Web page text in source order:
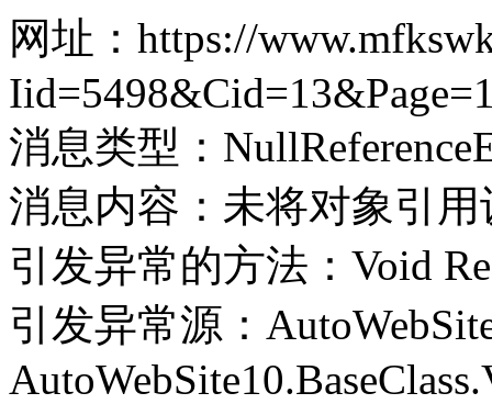
网址：https://
消息类型：
消息内容：未将对象引
引发异常的方法：Void
引发异常源：